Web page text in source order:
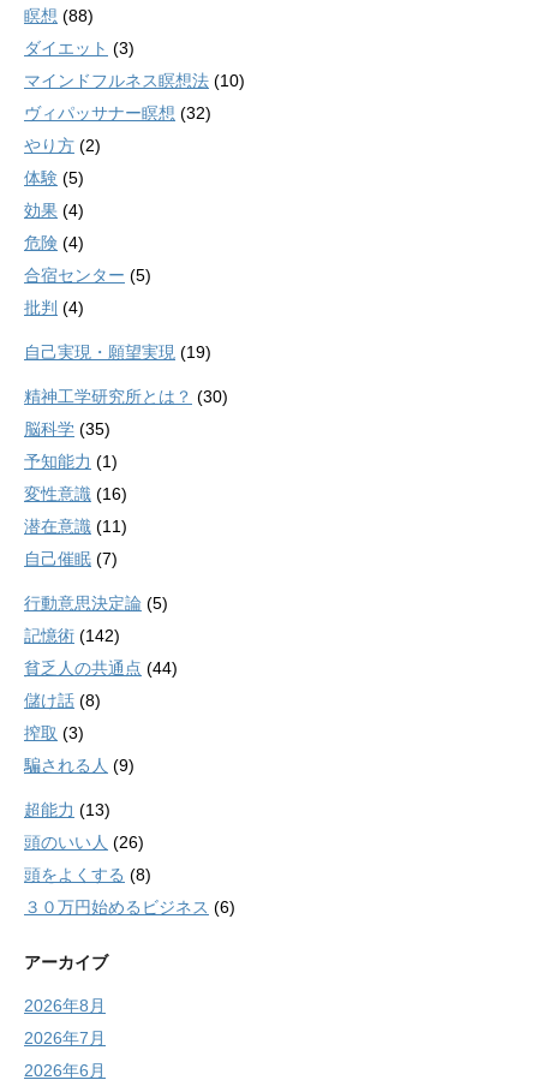
瞑想 (88)
ダイエット (3)
マインドフルネス瞑想法 (10)
ヴィパッサナー瞑想 (32)
やり方 (2)
体験 (5)
効果 (4)
危険 (4)
合宿センター (5)
批判 (4)
自己実現・願望実現 (19)
精神工学研究所とは？ (30)
脳科学 (35)
予知能力 (1)
変性意識 (16)
潜在意識 (11)
自己催眠 (7)
行動意思決定論 (5)
記憶術 (142)
貧乏人の共通点 (44)
儲け話 (8)
搾取 (3)
騙される人 (9)
超能力 (13)
頭のいい人 (26)
頭をよくする (8)
３０万円始めるビジネス (6)
アーカイブ
2026年8月
2026年7月
2026年6月